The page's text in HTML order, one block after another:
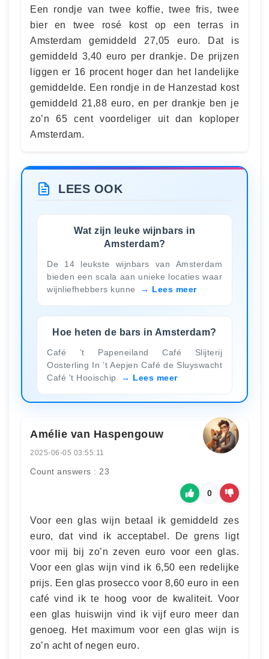
Een rondje van twee koffie, twee fris, twee
bier en twee rosé kost op een terras in
Amsterdam gemiddeld 27,05 euro. Dat is
gemiddeld 3,40 euro per drankje. De prijzen
liggen er 16 procent hoger dan het landelijke
gemiddelde. Een rondje in de Hanzestad kost
gemiddeld 21,88 euro, en per drankje ben je
zo’n 65 cent voordeliger uit dan koploper
Amsterdam.
LEES OOK
Wat zijn leuke wijnbars in
Amsterdam?
De 14 leukste wijnbars van Amsterdam
bieden een scala aan unieke locaties waar
wijnliefhebbers kunne
Lees meer
Hoe heten de bars in Amsterdam?
Café ’t Papeneiland Café Slijterij
Oosterling In ’t Aepjen Café de Sluyswacht
Café 't Hooischip
Lees meer
Amélie van Haspengouw
2025-06-05 03:55:11
Count answers : 23
0
Voor een glas wijn betaal ik gemiddeld zes
euro, dat vind ik acceptabel. De grens ligt
voor mij bij zo’n zeven euro voor een glas.
Voor een glas wijn vind ik 6,50 een redelijke
prijs. Een glas prosecco voor 8,60 euro in een
café vind ik te hoog voor de kwaliteit. Voor
een glas huiswijn vind ik vijf euro meer dan
genoeg. Het maximum voor een glas wijn is
zo’n acht of negen euro.